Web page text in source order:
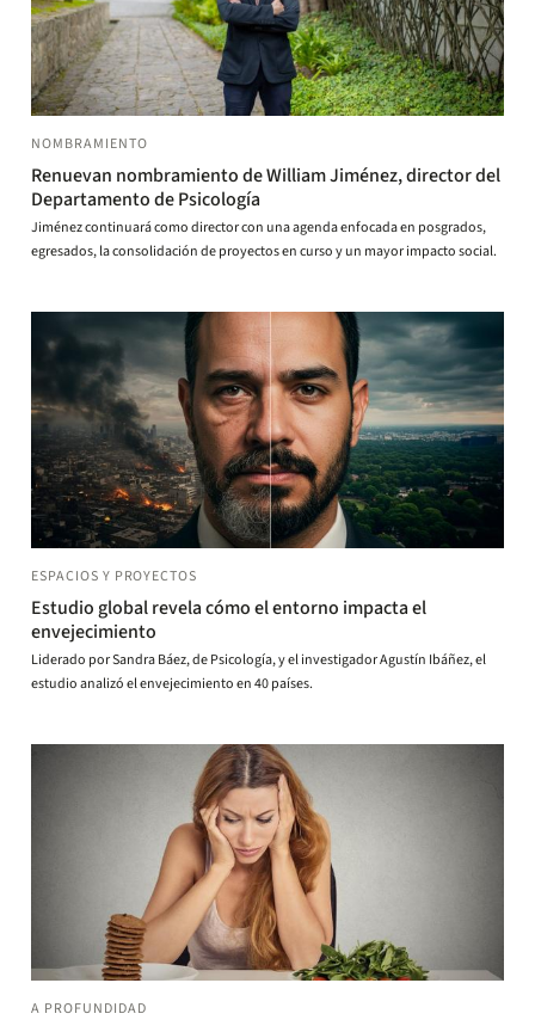
NOMBRAMIENTO
Renuevan nombramiento de William Jiménez, director del
Departamento de Psicología
Jiménez continuará como director con una agenda enfocada en posgrados,
egresados, la consolidación de proyectos en curso y un mayor impacto social.
ESPACIOS Y PROYECTOS
Estudio global revela cómo el entorno impacta el
envejecimiento
Liderado por Sandra Báez, de Psicología, y el investigador Agustín Ibáñez, el
estudio analizó el envejecimiento en 40 países.
A PROFUNDIDAD